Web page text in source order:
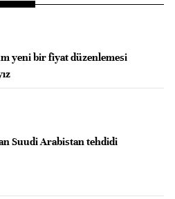
yeni bir fiyat düzenlemesi
Suudi Arabistan tehdidi